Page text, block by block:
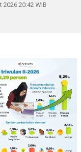
2026 20:42 WIB